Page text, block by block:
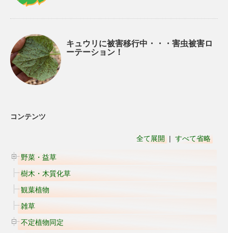
キュウリに被害移行中・・・害虫被害ロ
ーテーション！
コンテンツ
全て展開 | すべて省略
野菜・益草
樹木・木質化草
観葉植物
雑草
不定植物同定